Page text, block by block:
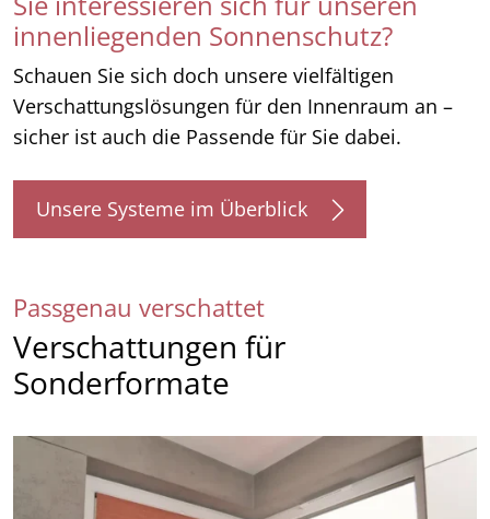
innenliegenden Sonnenschutz?
Schauen Sie sich doch unsere vielfältigen
Verschattungslösungen für den Innenraum an –
sicher ist auch die Passende für Sie dabei.
Unsere Systeme im Überblick
Passgenau verschattet
Verschattungen für
Sonderformate